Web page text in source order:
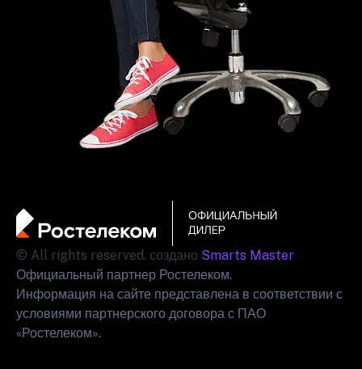
© All rights reserved. создано Smarts Master
Официальный партнер Ростелеком.
Информация на сайте представлена в соответствии с
условиями партнерского договора с ПАО
«Ростелеком».